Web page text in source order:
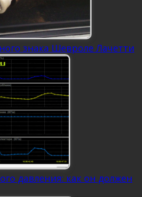
знака Шевроле Лачетти
давления: как он должен